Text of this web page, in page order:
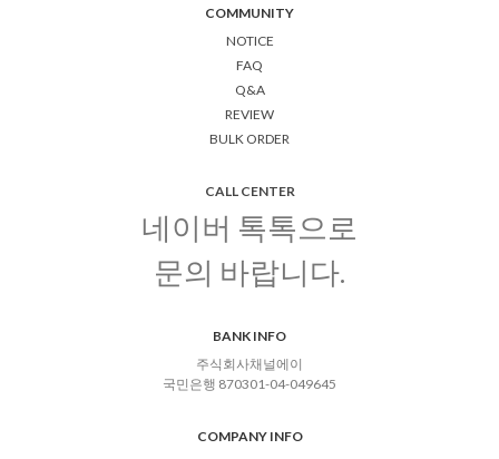
COMMUNITY
NOTICE
FAQ
Q&A
REVIEW
BULK ORDER
CALL CENTER
네이버 톡톡으로
문의 바랍니다.
BANK INFO
주식회사채널에이
국민은행 870301-04-049645
COMPANY INFO